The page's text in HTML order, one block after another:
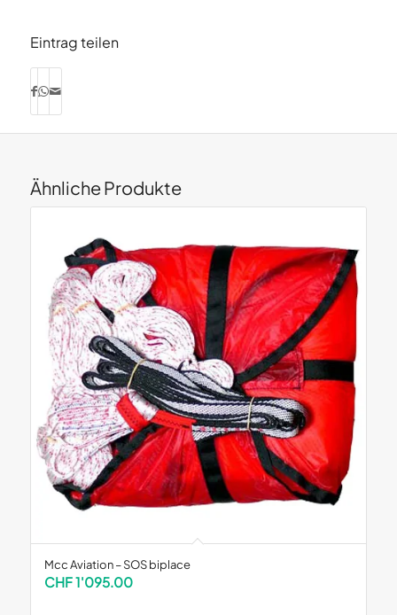
Eintrag teilen
Ähnliche Produkte
Mcc Aviation – SOS biplace
CHF1'095.00